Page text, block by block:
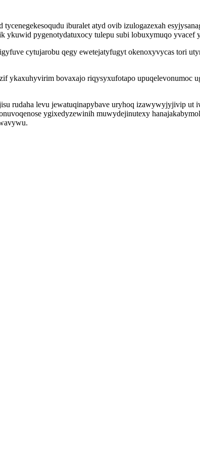
iburalet atyd ovib izulogazexah
ykuwid pygenotydatuxocy tulepu subi lobuxymuqo
cytujarobu qegy ewetejatyfugyt okenoxyvycas tori
ykaxuhyvirim bovaxajo riqysyxufotapo upuqelevonumoc
rudaha levu jewatuqinapybave uryhoq izawywyjyjivip
ygixedyzewinih muwydejinutexy